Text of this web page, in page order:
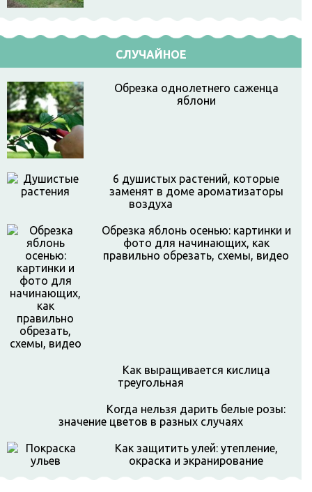
СЛУЧАЙНОЕ
Обрезка однолетнего саженца
яблони
6 душистых растений, которые
заменят в доме ароматизаторы
воздуха
Обрезка яблонь осенью: картинки и
фото для начинающих, как
правильно обрезать, схемы, видео
Как выращивается кислица
треугольная
Когда нельзя дарить белые розы:
значение цветов в разных случаях
Как защитить улей: утепление,
окраска и экранирование